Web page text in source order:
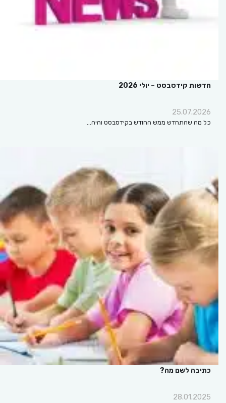
חדשות קידסבסט – יולי 2026
25.07.2026
כל מה שהתחדש ממש החודש בקידסבסט והיה…
כתיבה לשם מה?
28.01.2025